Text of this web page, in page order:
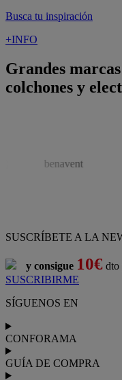
Busca tu inspiración
+INFO
Grandes
colchones y
SUSCRÍBETE A LA
y consigue 10€ dto
SUSCRIBIRME
SÍGUENOS EN
CONFORAMA
GUÍA DE COMPRA